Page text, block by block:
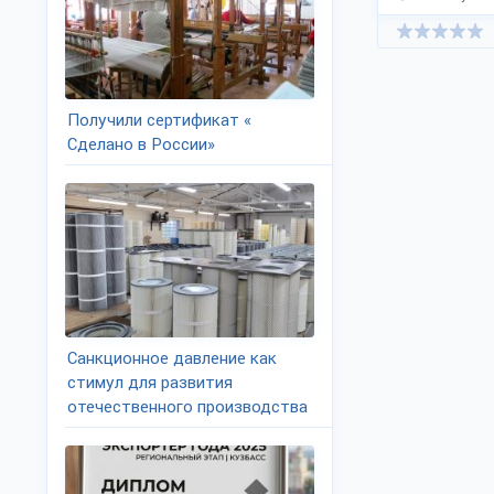
Получили сертификат «
Сделано в России»
Санкционное давление как
стимул для развития
отечественного производства